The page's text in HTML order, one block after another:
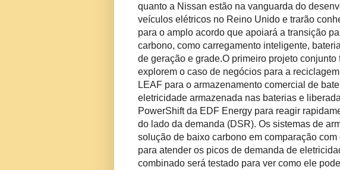
quanto a Nissan estão na vanguarda do
veículos elétricos no Reino Unido e trarão
para o amplo acordo que apoiará a transição
carbono, como carregamento inteligente,
de geração e grade.O primeiro projeto
explorem o caso de negócios para a
LEAF para o armazenamento comercial de
eletricidade armazenada nas baterias e
PowerShift da EDF Energy para reagir
do lado da demanda (DSR). Os sistemas de
solução de baixo carbono em comparação
para atender os picos de demanda de
combinado será testado para ver como ele